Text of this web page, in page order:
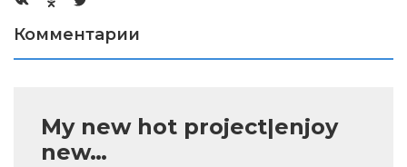
Комментарии
My new hot project|enjoy
new…